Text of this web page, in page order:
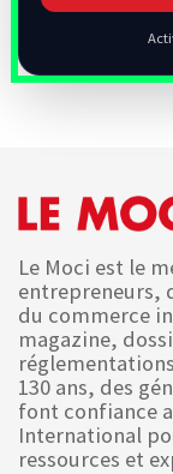
Le Moci est le
entrepreneurs,
du commerce
magazine,
130 ans, des
font confiance
International
ressources et